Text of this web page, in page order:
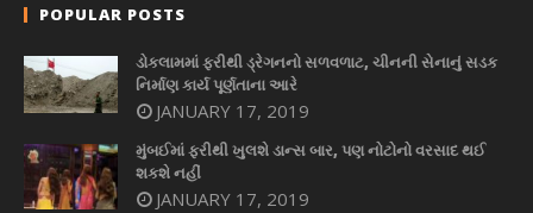
POPULAR POSTS
ડોકલામમાં ફરીથી ડ્રેગનનો સળવળાટ, ચીનની સેનાનું સડક
નિર્માણ કાર્ય પૂર્ણતાના આરે
JANUARY 17, 2019
મુંબઈમાં ફરીથી ખુલશે ડાન્સ બાર, પણ નોટોનો વરસાદ થઈ
શકશે નહીં
JANUARY 17, 2019